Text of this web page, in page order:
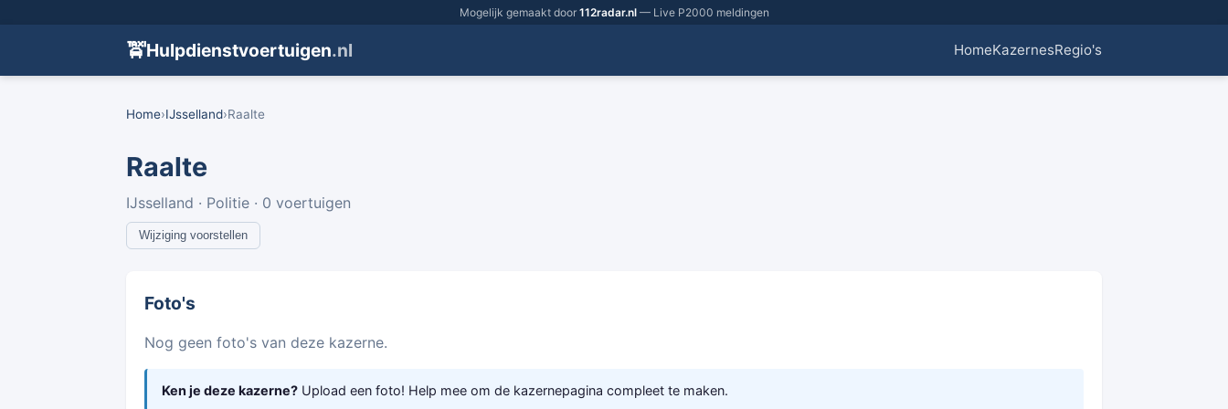
Mogelijk gemaakt door 112radar.nl— Live P2000 meldingen
🚖Hulpdienstvoertuigen.nl HomeKazernesRegio's
Home›IJsselland›Raalte
Raalte
IJsselland · Politie · 0 voertuigen
Wijziging voorstellen
Foto's
Nog geen foto's van deze kazerne.
Ken je deze kazerne? Upload een foto! Help mee om de kazernepagina compleet te maken.